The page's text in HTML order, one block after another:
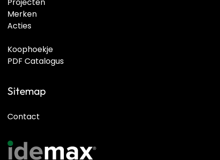
Merken
Acties
Koophoekje
PDF Catalogus
Sitemap
Contact